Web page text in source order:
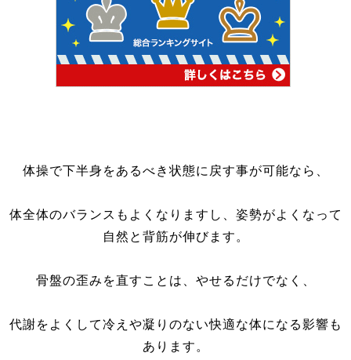
体操で下半身をあるべき状態に戻す事が可能なら、
体全体のバランスもよくなりますし、姿勢がよくなって
自然と背筋が伸びます。
骨盤の歪みを直すことは、やせるだけでなく、
代謝をよくして冷えや凝りのない快適な体になる影響も
あります。